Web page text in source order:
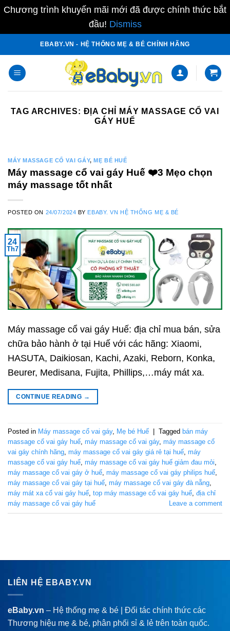
Chương trình khuyến mãi mới đã được chính thức bắt
đầu! Dismiss
content
EBABY.VN - HỆ THỐNG MẸ & BÉ CHÍNH HÃNG
TAG ARCHIVES: ĐỊA CHỈ MÁY MASSAGE CỔ VAI
GÁY HUẾ
MÁY MASSAGE CỔ VAI GÁY,MẸ BÉ HUẾ
Máy massage cổ vai gáy Huế ❤️️3 Mẹo chọn
máy massage tốt nhất
POSTED ON 24/07/2024 BY EBABY. VN HỆ THỐNG MẸ & BÉ
24
Th7
Máy massage cổ vai gáy Huế: địa chỉ mua bán, sửa
chữa bảo hành ở tại Huế với các hãng: Xiaomi,
HASUTA, Daikiosan, Kachi, Azaki, Reborn, Konka,
Beurer, Medisana, Fujita, Phillips,…máy mát xa.
CONTINUE READING →
Posted in Máy massage cổ vai gáy, Mẹ bé Huế Tagged bán máy
massage cổ vai gáy huế máy massage cổ vai gáy, máy massage cổ
vai gáy chính hãng máy massage cổ vai gáy giá rẻ tại huế máy
massage cổ vai gáy huế máy massage cổ vai gáy huế giảm đau mỏi
máy massage cổ vai gáy ở huế máy massage cổ vai gáy philips huế
máy massage cổ vai gáy tại huế máy massage cổ vai gáy đà nẵng
máy mát xa cổ vai gáy huế top máy massage cổ vai gáy huế địa chỉ
máy massage cổ vai gáy huế
Leave a comment
LIÊN HỆ EBABY.VN
eBaby.vn – Hệ thống mẹ & bé | Đối tác chính thức các
Thương hiệu mẹ & bé, phân phối sỉ & lẻ trên toàn quốc.